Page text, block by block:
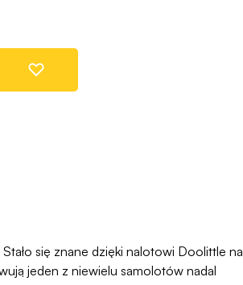
się znane dzięki nalotowi Doolittle na
jeden z niewielu samolotów nadal